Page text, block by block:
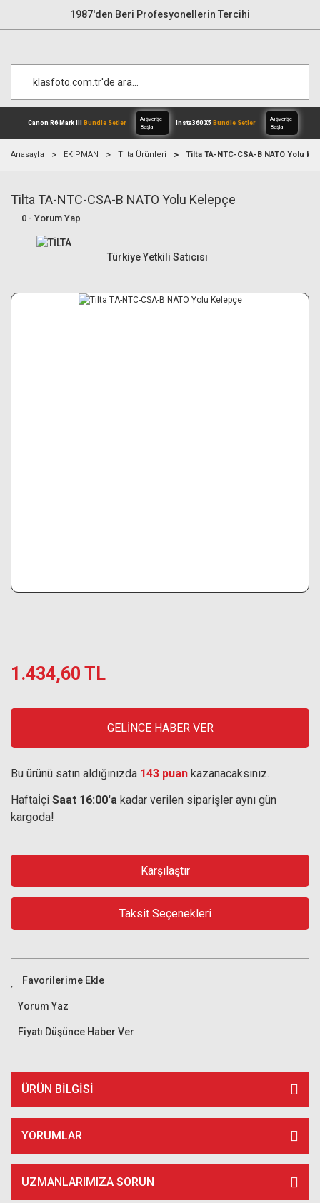
1987'den Beri Profesyonellerin Tercihi
Canon R6 Mark IIIBundle Setler
Alışverişe
Anasayfa EKİPMAN Tilta Ürünleri Tilta TA-NTC-CSA-B NATO Yolu
Tilta TA-NTC-CSA-B NATO Yolu Kelepçe
0 - Yorum Yap
Türkiye Yetkili Satıcısı
1.434,60 TL
GELİNCE HABER VER
Bu ürünü satın aldığınızda 143 puan kazanacaksınız.
Haftaİçi Saat 16:00'a kadar verilen siparişler aynı gün
kargoda!
Karşılaştır
Taksit Seçenekleri
Yorum Yaz
Fiyatı Düşünce Haber Ver
ÜRÜN BILGISI
YORUMLAR
UZMANLARIMIZA SORUN